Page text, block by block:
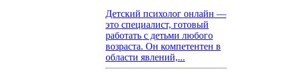
Детский психолог онлайн —
это специалист, готовый
работать с детьми любого
возраста. Он компетентен в
области явлений,...